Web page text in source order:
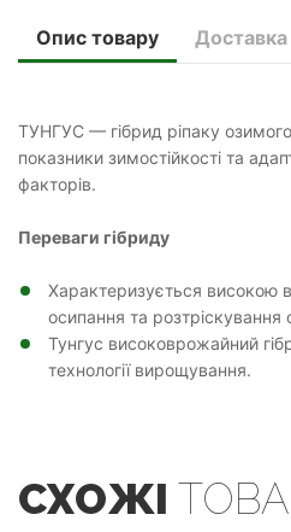
Опис товару Доставка
ТУНГУС — гібрид ріпаку
показники зимостійкості та
факторів.
Переваги гібриду
Характеризується високою
осипання та розтріскування
Тунгус високоврожайний
технології вирощування.
СХОЖІ